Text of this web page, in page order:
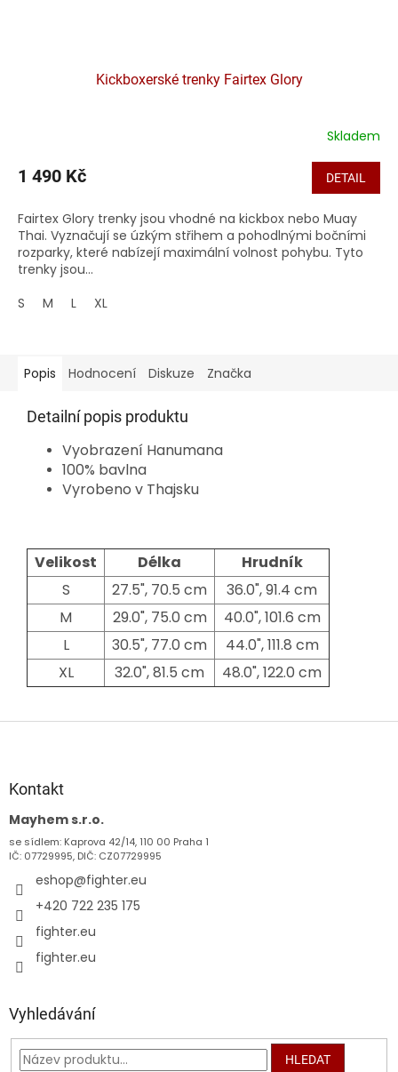
Kickboxerské trenky Fairtex Glory
Skladem
1 490 Kč DETAIL
Fairtex Glory trenky jsou vhodné na kickbox nebo Muay
Thai. Vyznačují se úzkým střihem a pohodlnými bočními
rozparky, které nabízejí maximální volnost pohybu. Tyto
trenky jsou...
S
M L XL
Popis Hodnocení Diskuze Značka
Detailní popis produktu
Vyobrazení Hanumana
100% bavlna
Vyrobeno v Thajsku
Velikost Délka
Hrudník
S
27.5", 70.5 cm
36.0", 91.4 cm
M
29.0", 75.0 cm
40.0", 101.6 cm
L
30.5", 77.0 cm
44.0", 111.8 cm
XL
32.0", 81.5 cm 48.0", 122.0 cm
Kontakt
Mayhem s.r.o.
se sídlem: Kaprova 42/14, 110 00 Praha 1
IČ: 07729995, DIČ: CZ07729995
eshop@fighter.eu
+420 722 235 175
fighter.eu
fighter.eu
Vyhledávání
HLEDAT